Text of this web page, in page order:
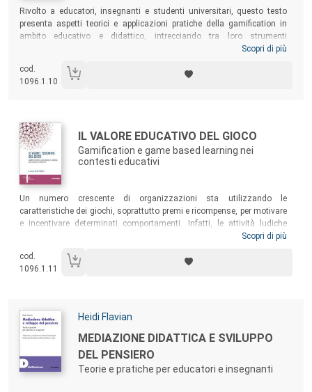
Sommario:
Rivolto a educatori, insegnanti e studenti universitari, questo testo
presenta aspetti teorici e applicazioni pratiche della gamification in
ambito educativo e didattico, intrecciando tra loro strumenti
progettuali già esistenti e ampiamente sperimentati in letteratura e nei
aggregare questi dispositivi e offrire una sintesi ragionata degli
elementi che toccano i temi dell’inclusione e della gamification.
Scopri di più
cod.
1096.1.10
Autori:
Titolo:
IL VALORE EDUCATIVO DEL GIOCO
Gamification e game based learning nei
contesti educativi
Sommario:
Un numero crescente di organizzazioni sta utilizzando le
caratteristiche dei giochi, soprattutto premi e ricompense, per motivare
e incentivare determinati comportamenti. Infatti, le attività ludiche
coinvolgono ed emozionano e nel gioco si sperimentano divertimento,
competenza. Il volume sottolinea il valore educativo del gioco nei
contesti di insegnamento e apprendimento, promuovendo
tra strategie didattiche, processi motivazionali e risultati di
apprendimento.
Scopri di più
cod.
1096.1.11
Autori:
Heidi Flavian
Titolo:
MEDIAZIONE DIDATTICA E SVILUPPO
DEL PENSIERO
Teorie e pratiche per educatori e insegnanti